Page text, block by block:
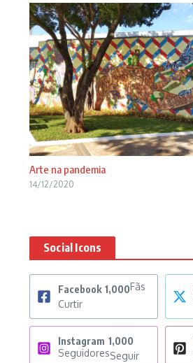
Arte na pandemia
14/12/2020
Social Icons
Facebook 1,000Fãs
Curtir
Instagram 1,000
SeguidoresSeguir